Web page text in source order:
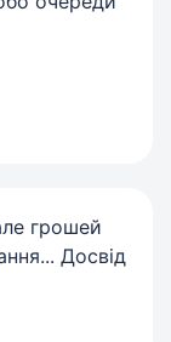
грошей
Досвід